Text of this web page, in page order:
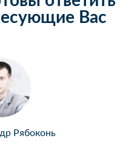
Вас
Рябоконь